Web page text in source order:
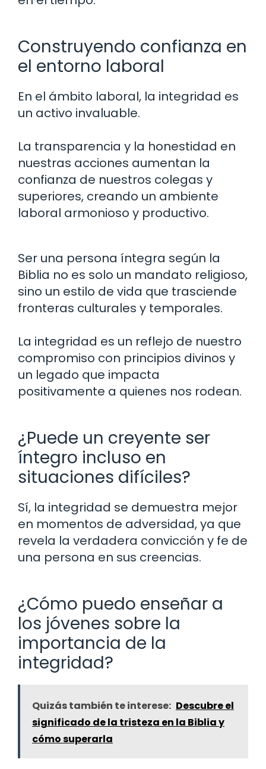
Construyendo confianza en
el entorno laboral
En el ámbito laboral, la integridad es
un activo invaluable.
La transparencia y la honestidad en
nuestras acciones aumentan la
confianza de nuestros colegas y
superiores, creando un ambiente
laboral armonioso y productivo.
Ser una persona íntegra según la
Biblia no es solo un mandato religioso,
sino un estilo de vida que trasciende
fronteras culturales y temporales.
La integridad es un reflejo de nuestro
compromiso con principios divinos y
un legado que impacta
positivamente a quienes nos rodean.
¿Puede un creyente ser
íntegro incluso en
situaciones difíciles?
Sí, la integridad se demuestra mejor
en momentos de adversidad, ya que
revela la verdadera convicción y fe de
una persona en sus creencias.
¿Cómo puedo enseñar a
los jóvenes sobre la
importancia de la
integridad?
Quizás también te interese: Descubre el
significado de la tristeza en la Biblia y
cómo superarla